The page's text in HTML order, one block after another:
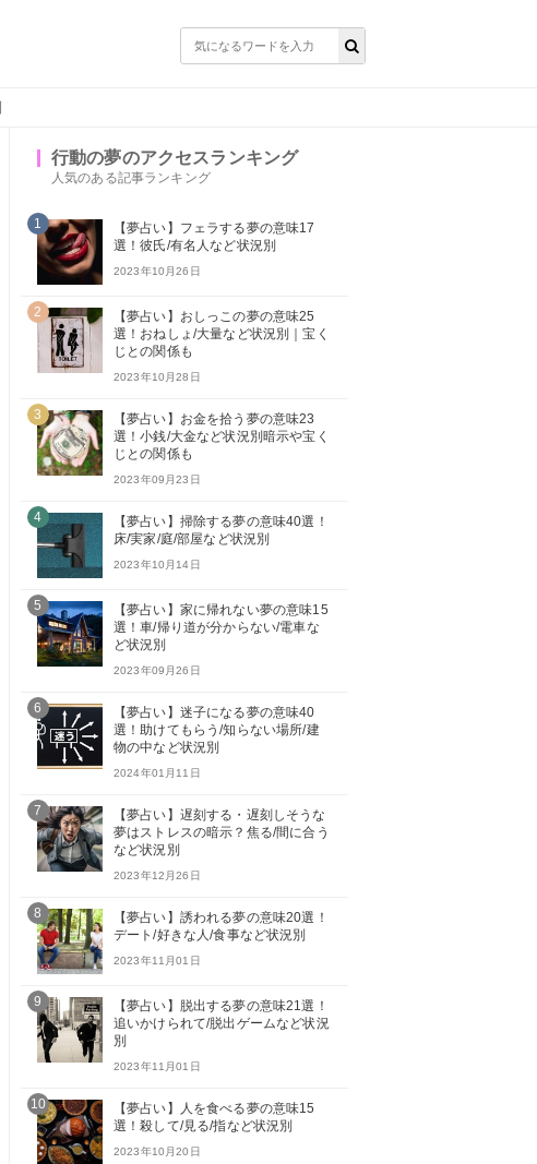
行動の夢のアクセスランキング
人気のある記事ランキング
1
【夢占い】フェラする夢の意味17
選！彼氏/有名人など状況別
2023年10月26日
2
【夢占い】おしっこの夢の意味25
選！おねしょ/大量など状況別｜宝く
じとの関係も
2023年10月28日
3
【夢占い】お金を拾う夢の意味23
選！小銭/大金など状況別暗示や宝く
じとの関係も
2023年09月23日
4
【夢占い】掃除する夢の意味40選！
床/実家/庭/部屋など状況別
2023年10月14日
5
【夢占い】家に帰れない夢の意味15
選！車/帰り道が分からない/電車な
ど状況別
2023年09月26日
6
【夢占い】迷子になる夢の意味40
選！助けてもらう/知らない場所/建
物の中など状況別
2024年01月11日
7
【夢占い】遅刻する・遅刻しそうな
夢はストレスの暗示？焦る/間に合う
など状況別
2023年12月26日
8
【夢占い】誘われる夢の意味20選！
デート/好きな人/食事など状況別
2023年11月01日
9
【夢占い】脱出する夢の意味21選！
追いかけられて/脱出ゲームなど状況
別
2023年11月01日
10
【夢占い】人を食べる夢の意味15
選！殺して/見る/指など状況別
2023年10月20日